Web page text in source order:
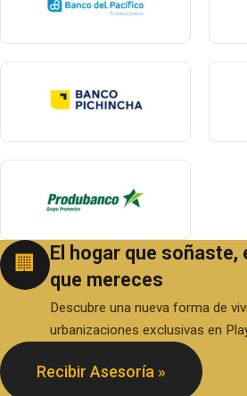
🏢
El hogar que soñaste,
que mereces
Descubre una nueva forma de
urbanizaciones exclusivas en
Recibir Asesoría »